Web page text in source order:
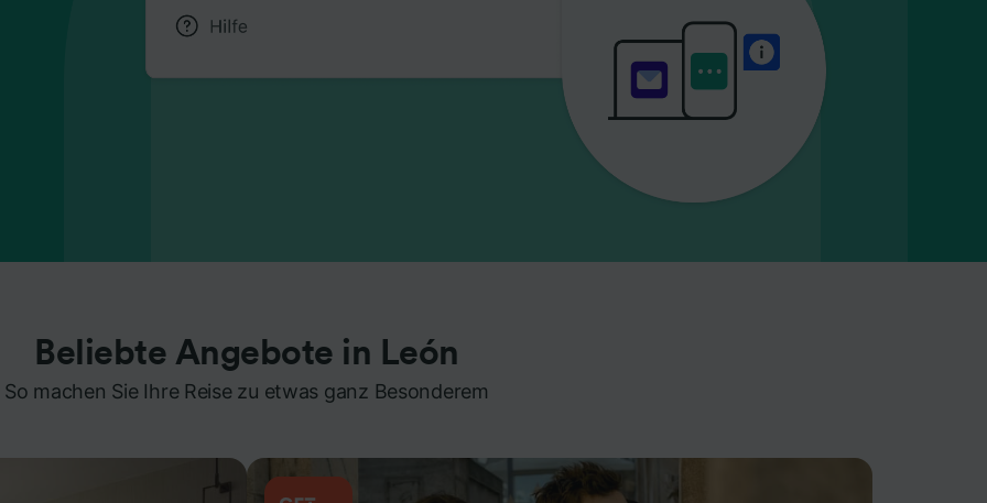
Beliebte Angebote in León
So machen Sie Ihre Reise zu etwas ganz Besonderem